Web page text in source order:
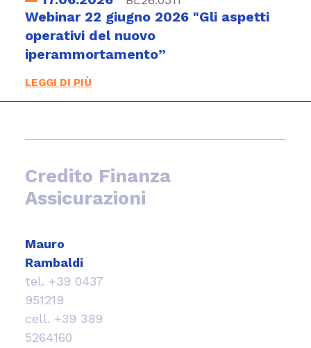
Webinar 22 giugno 2026 "Gli aspetti
operativi del nuovo
iperammortamento”
LEGGI DI PIÙ
Credito Finanza
Assicurazioni
Mauro
Rambaldi
tel. +39 0437
951219
cell. +39 389
5264160